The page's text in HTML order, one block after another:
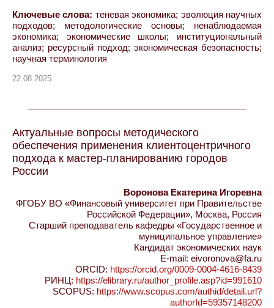
Ключевые слова: теневая экономика; эволюция научных
подходов; методологические основы; ненаблюдаемая
экономика; экономические школы; институциональный
анализ; ресурсный подход; экономическая безопасность;
научная терминология
22.08.2025
Актуальные вопросы методического
обеспечения применения клиентоцентричного
подхода к мастер-планированию городов
России
Воронова Екатерина Игоревна
ФГОБУ ВО «Финансовый университет при Правительстве
Российской Федерации», Москва, Россия
Старший преподаватель кафедры «Государственное и
муниципальное управление»
Кандидат экономических наук
E-mail: eivoronova@fa.ru
ORCID: https://orcid.org/0009-0004-4616-8439
РИНЦ: https://elibrary.ru/author_profile.asp?id=991610
SCOPUS: https://www.scopus.com/authid/detail.url?
authorId=59357148200